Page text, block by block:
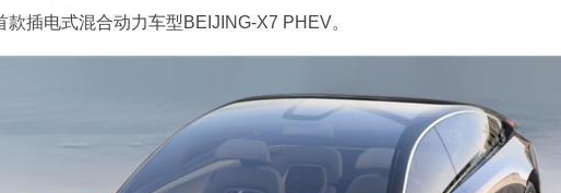
插电式混合动力车型BEIJING-X7 PHEV。